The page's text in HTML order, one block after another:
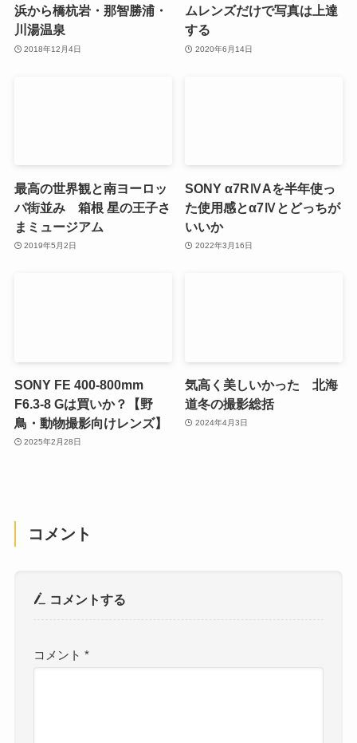
浜から橋杭岩・那智勝浦・
川湯温泉
2018年12月4日
ムレンズだけで写真は上達
する
2020年6月14日
最高の世界観と南ヨーロッ
パ街並み 箱根 星の王子さ
まミュージアム
2019年5月2日
SONY α7RⅣAを半年使っ
た使用感とα7Ⅳとどっちが
いいか
2022年3月16日
SONY FE 400-800mm
F6.3-8 Gは買いか？【野
鳥・動物撮影向けレンズ】
2025年2月28日
気高く美しいかった 北海
道冬の撮影総括
2024年4月3日
コメント
コメントする
コメント*